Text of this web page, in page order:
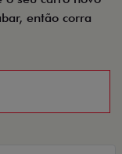
então corra